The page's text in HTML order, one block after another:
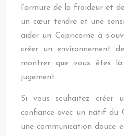
l’armure de la froideur et
un cœur tendre et une
aider un Capricorne à
créer un environnement
montrer que vous êtes là
jugement.
Si vous souhaitez créer
confiance avec un natif du
une communication douce